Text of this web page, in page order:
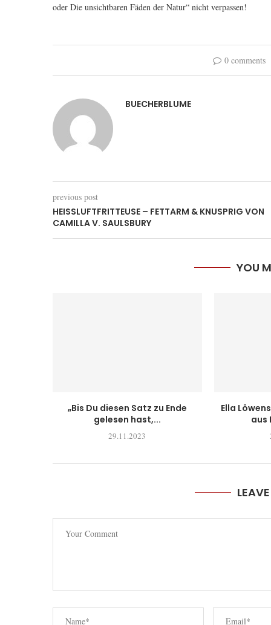
oder Die unsichtbaren Fäden der Natur“ nicht verpassen!
0 comments
BUECHERBLUME
previous post
HEISSLUFTFRITTEUSE – FETTARM & KNUSPRIG VON C
AMILLA V. SAULSBURY
YOU
„Bis Du diesen Satz zu Ende
gelesen hast,...
29.11.2023
Ella
aus